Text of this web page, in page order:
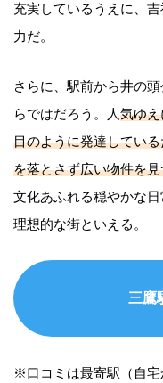
充実しているうえに、
力だ。
さらに、駅前から井の
らではだろう。人気ゆ
目のように発達してい
を落とさず広い物件を
文化あふれる穏やかな
理想的な街といえる。
三鷹
※口コミは最寄駅（自宅